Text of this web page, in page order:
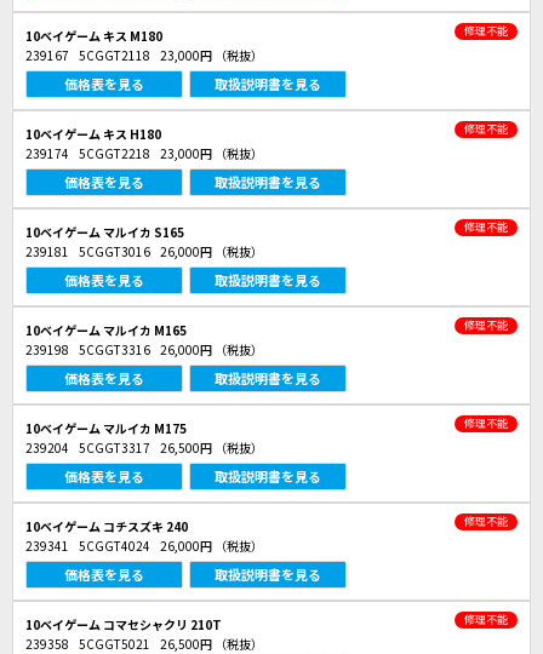
10ベイゲーム キス M180 修理不能
239167 5CGGT2118 23,000円 （税抜）
価格表を見る 取扱説明書を見る
10ベイゲーム キス H180 修理不能
239174 5CGGT2218 23,000円 （税抜）
価格表を見る 取扱説明書を見る
10ベイゲーム マルイカ S165 修理不能
239181 5CGGT3016 26,000円 （税抜）
価格表を見る 取扱説明書を見る
10ベイゲーム マルイカ M165 修理不能
239198 5CGGT3316 26,000円 （税抜）
価格表を見る 取扱説明書を見る
10ベイゲーム マルイカ M175 修理不能
239204 5CGGT3317 26,500円 （税抜）
価格表を見る 取扱説明書を見る
10ベイゲーム コチスズキ 240 修理不能
239341 5CGGT4024 26,000円 （税抜）
価格表を見る 取扱説明書を見る
10ベイゲーム コマセシャクリ 210T 修理不能
239358 5CGGT5021 26,500円 （税抜）